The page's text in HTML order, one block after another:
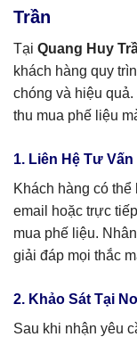
Trần
Tại Quang Huy
khách hàng quy
chóng và hiệu
thu mua phế liệu
1. Liên Hệ Tư Vấn
Khách hàng có
email hoặc trực
mua phế liệu.
giải đáp mọi thắc
2. Khảo Sát Tại
Sau khi nhận yêu